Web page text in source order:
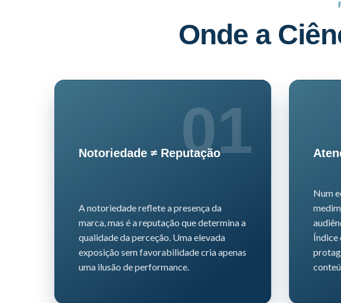
Onde a
01
Notoriedade ≠ Reputação
A notoriedade reflete a presença da
marca, mas é a reputação que determina a
qualidade da perceção. Uma elevada
exposição sem favorabilidade cria apenas
uma ilusão de performance.
Num
Índice